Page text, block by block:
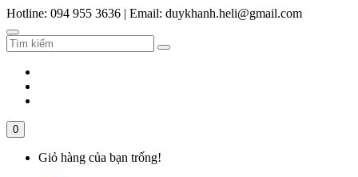
Hotline: 094 955 3636 | Email: duykhanh.heli@gmail.com
0
Giỏ hàng của bạn trống!